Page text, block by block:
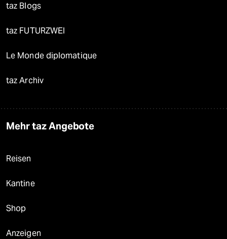
taz Blogs
taz FUTURZWEI
Le Monde diplomatique
taz Archiv
Mehr taz Angebote
Reisen
Kantine
Shop
Anzeigen